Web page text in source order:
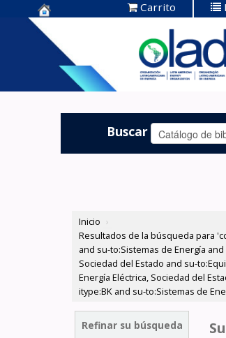
Centro de
Documentación
OLADE -
Carrito
Buscar
Inicio ›
Resultados de la búsqueda para
and su-to:Sistemas de Energía
Sociedad del Estado and su-
Energía Eléctrica, Sociedad del
itype:BK and su-to:Sistemas de
Refinar su búsqueda